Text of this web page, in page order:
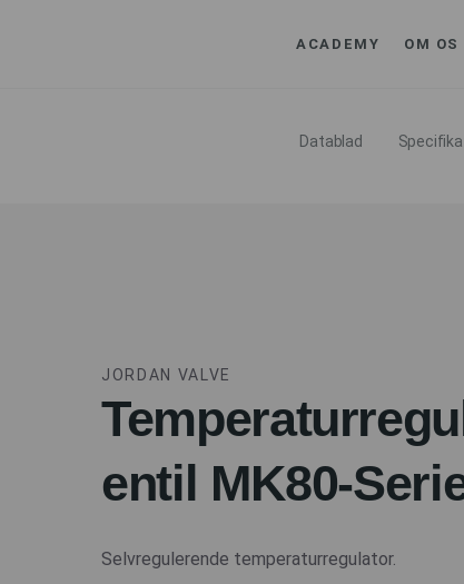
ACADEMY OM OS
Datablad
JORDAN VALVE
entil MK80-
Selvregulerende temperaturregulator.